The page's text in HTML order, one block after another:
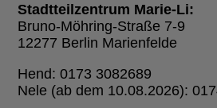
Stadtteilzentrum Marie-Li:
Bruno-Möhring-Straße 7-9
12277 Berlin Marienfelde
Hend: 0173 3082689
Nele (ab dem 10.08.2026):